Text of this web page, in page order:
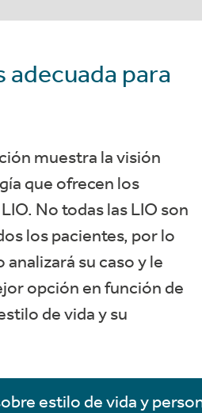
adecuada para
muestra la visión
que ofrecen los
No todas las LIO son
los pacientes, por lo
su caso y le
opción en función de
de vida y su
estilo de vida y